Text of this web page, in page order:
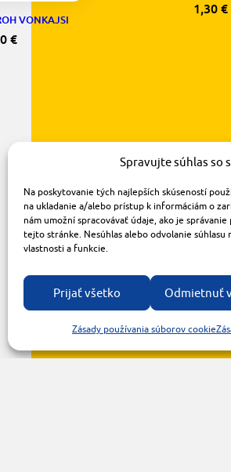
Spravujte súhlas so
Na poskytovanie tých najlepších skúseností
na ukladanie a/alebo prístup k informáciám o
nám umožní spracovávať údaje, ako je
tejto stránke. Nesúhlas alebo odvolanie
vlastnosti a funkcie.
Prijať všetko Odmietnuť
Zásady používania súborov cookie
VONKAJSI
€
1,30 €